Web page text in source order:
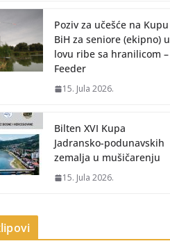
Poziv za učešće na Kupu
BiH za seniore (ekipno) u
lovu ribe sa hranilicom –
Feeder
15. Jula 2026.
Bilten XVI Kupa
Jadransko-podunavskih
zemalja u mušičarenju
15. Jula 2026.